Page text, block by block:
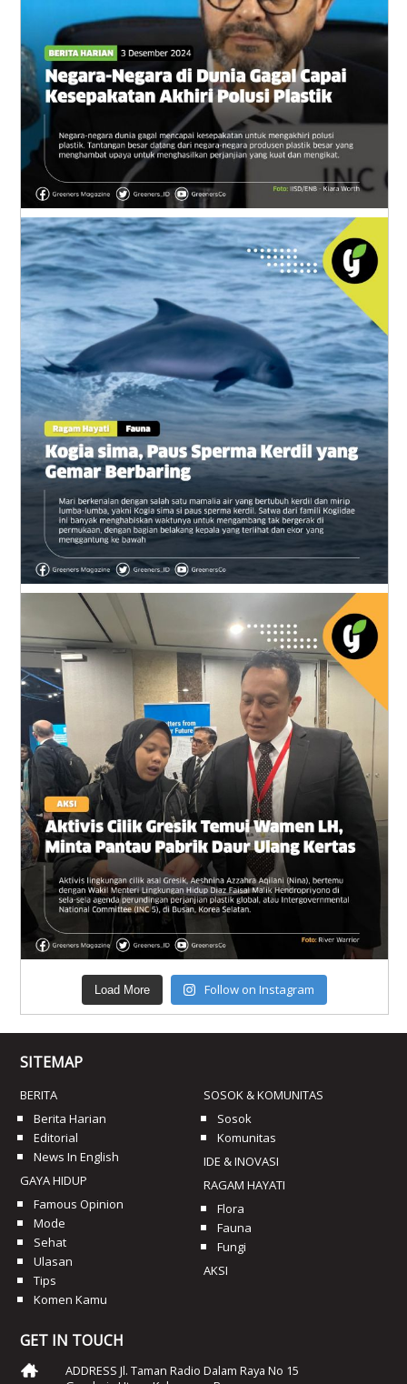
Load More Follow on Instagram
SITEMAP
BERITA
Berita Harian
Editorial
News In English
GAYA HIDUP
Famous Opinion
Mode
Sehat
Ulasan
Tips
Komen Kamu
SOSOK & KOMUNITAS
Sosok
Komunitas
IDE & INOVASI
RAGAM HAYATI
Flora
Fauna
Fungi
AKSI
GET IN TOUCH
ADDRESS Jl. Taman Radio Dalam Raya No 15